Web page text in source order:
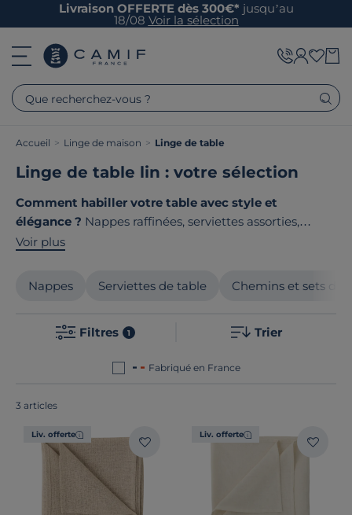
Livraison OFFERTE dès 300€* jusqu’au
18/08 Voir la sélection
Que recherchez-vous ?
Accueil > Linge de maison > Linge de table
Linge de table lin : votre sélection
Comment habiller votre table avec style et
élégance ? Nappes raffinées, serviettes assorties,
chemins de table design : découvrez notre collection
comme vos grandes occasions. Nous sélectionnons
avec soin chaque pièce pour sa qualité et sa finition
sont tousfabriqués en France ou en Europe!
Voir plus
Nappes Serviettes de table Chemins et sets de
Filtres 1 Trier
Fabriqué en France
3 articles
Liv. offerte Liv. offerte
Dimension